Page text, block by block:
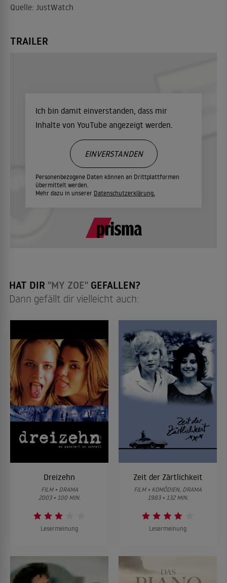
Quelle: JustWatch
TRAILER
Ich bin damit einverstanden, dass mir
Inhalte von YouTube angezeigt werden.
Personenbezogene Daten können an Drittplattformen
übermittelt werden.
Mehr dazu in unserer Datenschutzerklärung.
EINVERSTANDEN
HAT DIR "MY ZOE" GEFALLEN?
Dann gefällt dir vielleicht auch:
Dreizehn
FILM • DRAMA
2003 • 100 MIN.
Lesermeinung
Zeit der Zärtlichkeit
FILM • KOMÖDIEN, DRAMA
1983 • 132 MIN.
Lesermeinung